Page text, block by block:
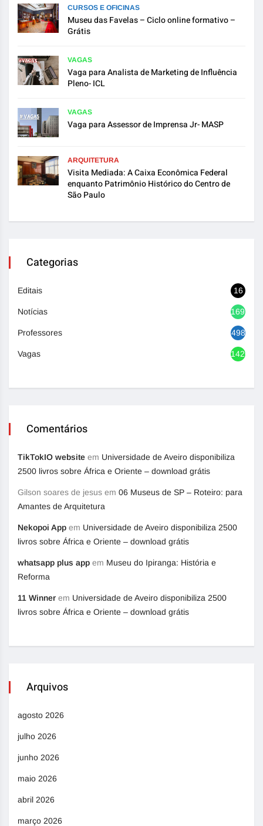
CURSOS E OFICINAS
Museu das Favelas – Ciclo online formativo –
Grátis
VAGAS
Vaga para Analista de Marketing de Influência
Pleno- ICL
VAGAS
Vaga para Assessor de Imprensa Jr- MASP
ARQUITETURA
Visita Mediada: A Caixa Econômica Federal
enquanto Patrimônio Histórico do Centro de
São Paulo
Categorias
Editais 16
Notícias 1692
Professores 498
Vagas 1420
Comentários
TikTokIO website em Universidade de Aveiro disponibiliza
2500 livros sobre África e Oriente – download grátis
Gilson soares de jesus em 06 Museus de SP – Roteiro: para
Amantes de Arquitetura
Nekopoi App em Universidade de Aveiro disponibiliza 2500
livros sobre África e Oriente – download grátis
whatsapp plus app em Museu do Ipiranga: História e
Reforma
11 Winner em Universidade de Aveiro disponibiliza 2500
livros sobre África e Oriente – download grátis
Arquivos
agosto 2026
julho 2026
junho 2026
maio 2026
abril 2026
março 2026